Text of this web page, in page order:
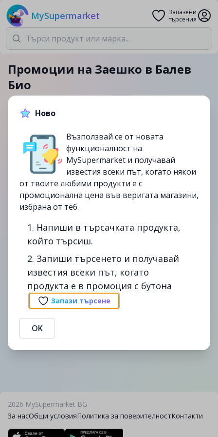
MySupermarket
Запазени
търсения
Промоции на Заешко в Балев
Био
Балев Био
актуални промоции
Изтекли и непромоционални продукти
2026 MySupermarket BG
За насОбщи условияПолитика за поверителностКонтакти
Ново
Възползвай се от новата
функционалност на
MySupermarket и получавай
известия всеки път, когато някои
от твоите любими продукти е с
промоционална цена във веригата магазини,
избрана от теб.
1. Напиши в търсачката продукта,
който търсиш.
2. Запиши търсенето и получавай
известия всеки път, когато
продукта е в промоция с бутона
Запази търсене
OK